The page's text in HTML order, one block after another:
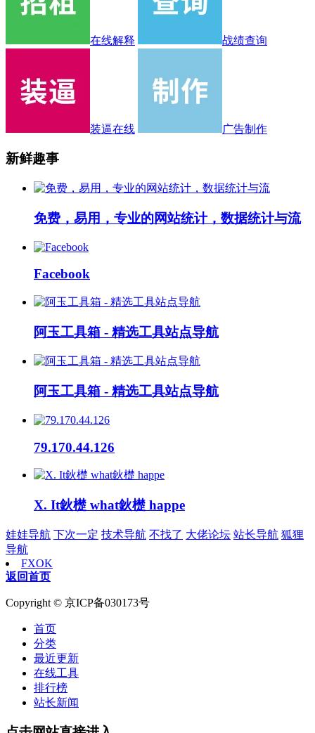
在线解释 战绩查询
装逼在线 广告制作
新鲜趣事
免费，易用，专业的网站统计，数据统计与流
Facebook
阿玉工具箱 - 精选工具站点导航
阿玉工具箱 - 精选工具站点导航
79.170.44.126
X. It鈥檚 what鈥檚 happe
娃娃导航 下次一定 技术导航 不找了 大佬论坛 站长导航 狐狸
导航
FXOK
返回首页
Copyright © 京ICP备030173号
首页
分类
最近更新
在线工具
排行榜
站长新闻